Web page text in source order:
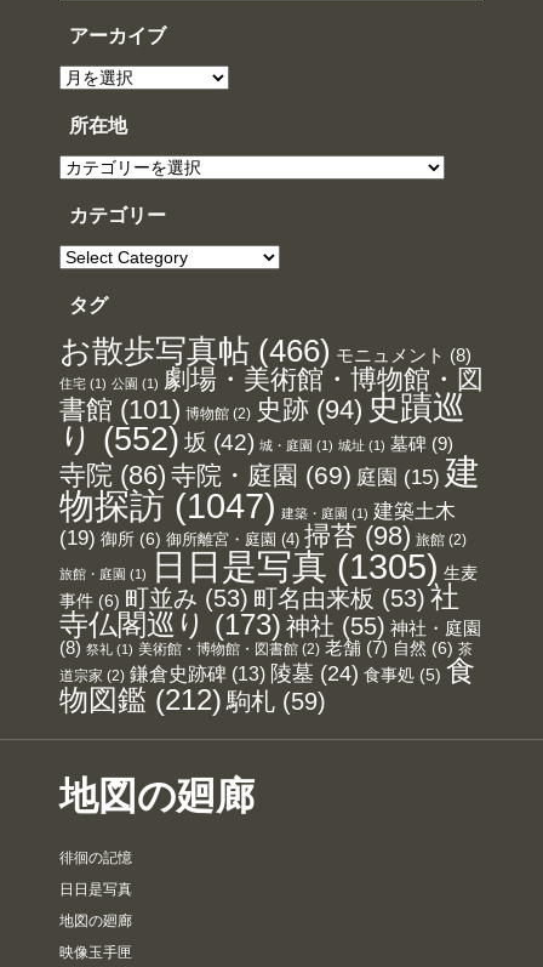
アーカイブ
ア
ー
イ
ブ
所在地
所
在
カテゴリー
カ
テ
リ
ー
タグ
お散歩写真帖 (466) モニュメント (8)
住宅 (1) 公園 (1) 劇場・美術館・博物館・図
書館 (101) 博物館 (2) 史跡 (94) 史蹟巡
り (552) 坂 (42) 城・庭園 (1) 城址 (1) 墓碑 (9)
寺院 (86) 寺院・庭園 (69) 庭園 (15) 建
物探訪 (1047) 建築・庭園 (1) 建築土木
(19) 御所 (6) 御所離宮・庭園 (4) 掃苔 (98) 旅館 (2)
旅館・庭園 (1) 日日是写真 (1305) 生麦
事件 (6) 町並み (53) 町名由来板 (53) 社
寺仏閣巡り (173) 神社 (55) 神社・庭園
(8) 祭礼 (1) 美術館・博物館・図書館 (2) 老舗 (7) 自然 (6) 茶
道宗家 (2) 鎌倉史跡碑 (13) 陵墓 (24) 食事処 (5) 食
物図鑑 (212) 駒札 (59)
地図の廻廊
徘徊の記憶
日日是写真
地図の廻廊
映像玉手匣